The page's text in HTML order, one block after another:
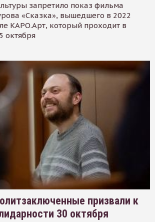
запретило показ фильма
«Сказка», вышедшего в 2022
КАРО.Арт, который проходит в
октября
призвали к
30 октября